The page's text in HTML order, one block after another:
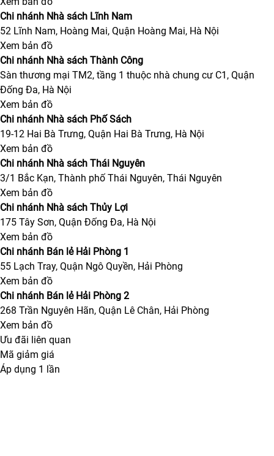
Chi nhánh Nhà sách Lĩnh Nam
52 Lĩnh Nam, Hoàng Mai, Quận Hoàng Mai, Hà Nội
Xem bản đồ
Chi nhánh Nhà sách Thành Công
Sàn thương mại TM2, tầng 1 thuộc nhà chung cư C1, Quận
Đống Đa, Hà Nội
Xem bản đồ
Chi nhánh Nhà sách Phố Sách
19-12 Hai Bà Trưng, Quận Hai Bà Trưng, Hà Nội
Xem bản đồ
Chi nhánh Nhà sách Thái Nguyên
3/1 Bắc Kạn, Thành phố Thái Nguyên, Thái Nguyên
Xem bản đồ
Chi nhánh Nhà sách Thủy Lợi
175 Tây Sơn, Quận Đống Đa, Hà Nội
Xem bản đồ
Chi nhánh Bán lẻ Hải Phòng 1
55 Lạch Tray, Quận Ngô Quyền, Hải Phòng
Xem bản đồ
Chi nhánh Bán lẻ Hải Phòng 2
268 Trần Nguyên Hãn, Quận Lê Chân, Hải Phòng
Xem bản đồ
Ưu đãi liên quan
Mã giảm giá
Áp dụng 1 lần